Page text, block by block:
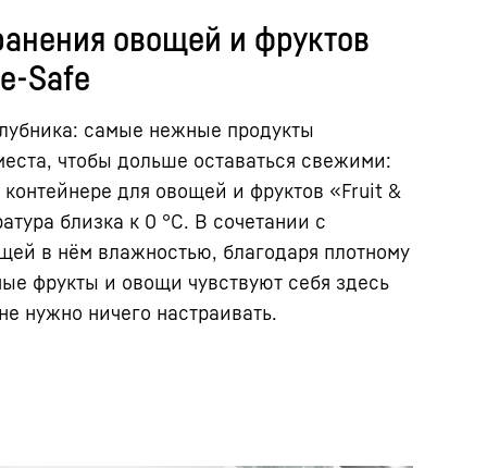
овощей и фруктов
Safe
самые нежные продукты
чтобы дольше оставаться свежими:
для овощей и фруктов «Fruit &
близка к 0 °C. В сочетании с
в нём влажностью, благодаря плотному
фрукты и овощи чувствуют себя здесь
нужно ничего настраивать.